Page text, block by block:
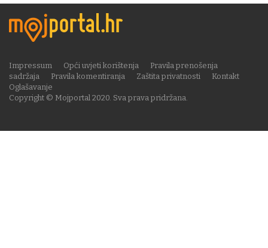
Copyright © Mojportal 2020. Sva prava pridržana.
Impressum Opći uvjeti korištenja
Pravila prenošenja
sadržaja
Pravila komentiranja Zaštita privatnosti
Kontakt
Oglašavanje